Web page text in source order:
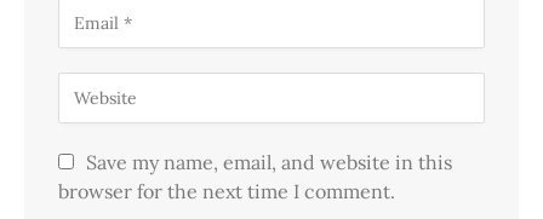
Save my name, email, and website in this
browser for the next time I comment.